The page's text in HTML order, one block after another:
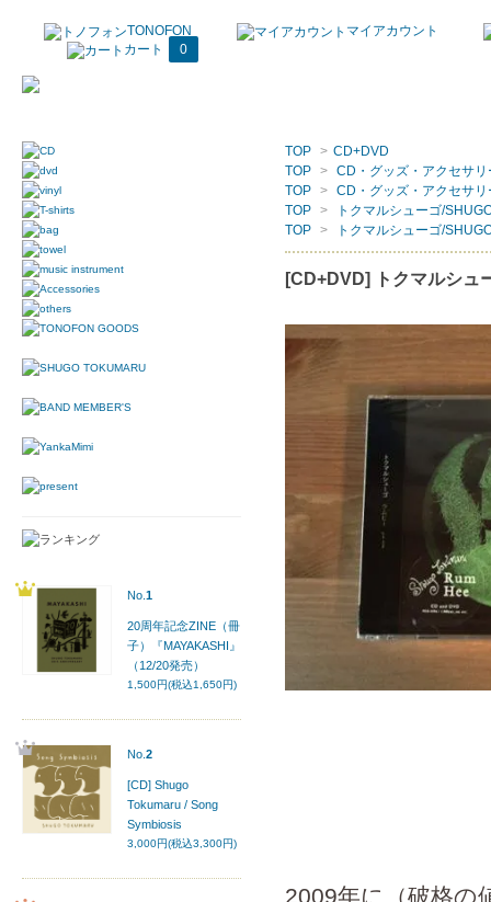
TONOFON
マイアカウント
カート
0
TOP > CD+DVD
TOP > CD・グッズ・アクセサリ
TOP > CD・グッズ・アクセサリ
TOP >
トクマルシューゴ/
TOP > トクマルシューゴ/
[CD+DVD] トクマルシュ
2009年に（破格の
No. 1
20周年記念ZINE（冊
子）『MAYAKASHI』
（12/20発売）
1,500円(税込1,650円)
No. 2
[CD] Shugo
Tokumaru / Song
Symbiosis
3,000円(税込3,300円)